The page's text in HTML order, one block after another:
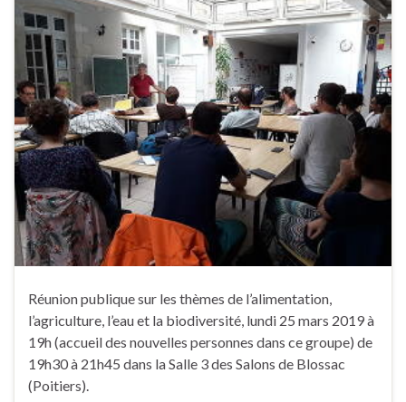
Réunion publique sur les thèmes de l’alimentation,
l’agriculture, l’eau et la biodiversité, lundi 25 mars 2019 à
19h (accueil des nouvelles personnes dans ce groupe) de
19h30 à 21h45 dans la Salle 3 des Salons de Blossac
(Poitiers).